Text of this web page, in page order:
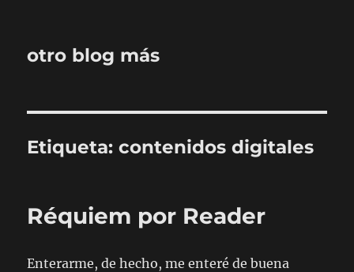
otro blog más
Etiqueta:contenidos digitales
Réquiem por Reader
Enterarme, de hecho, me enteré de buena